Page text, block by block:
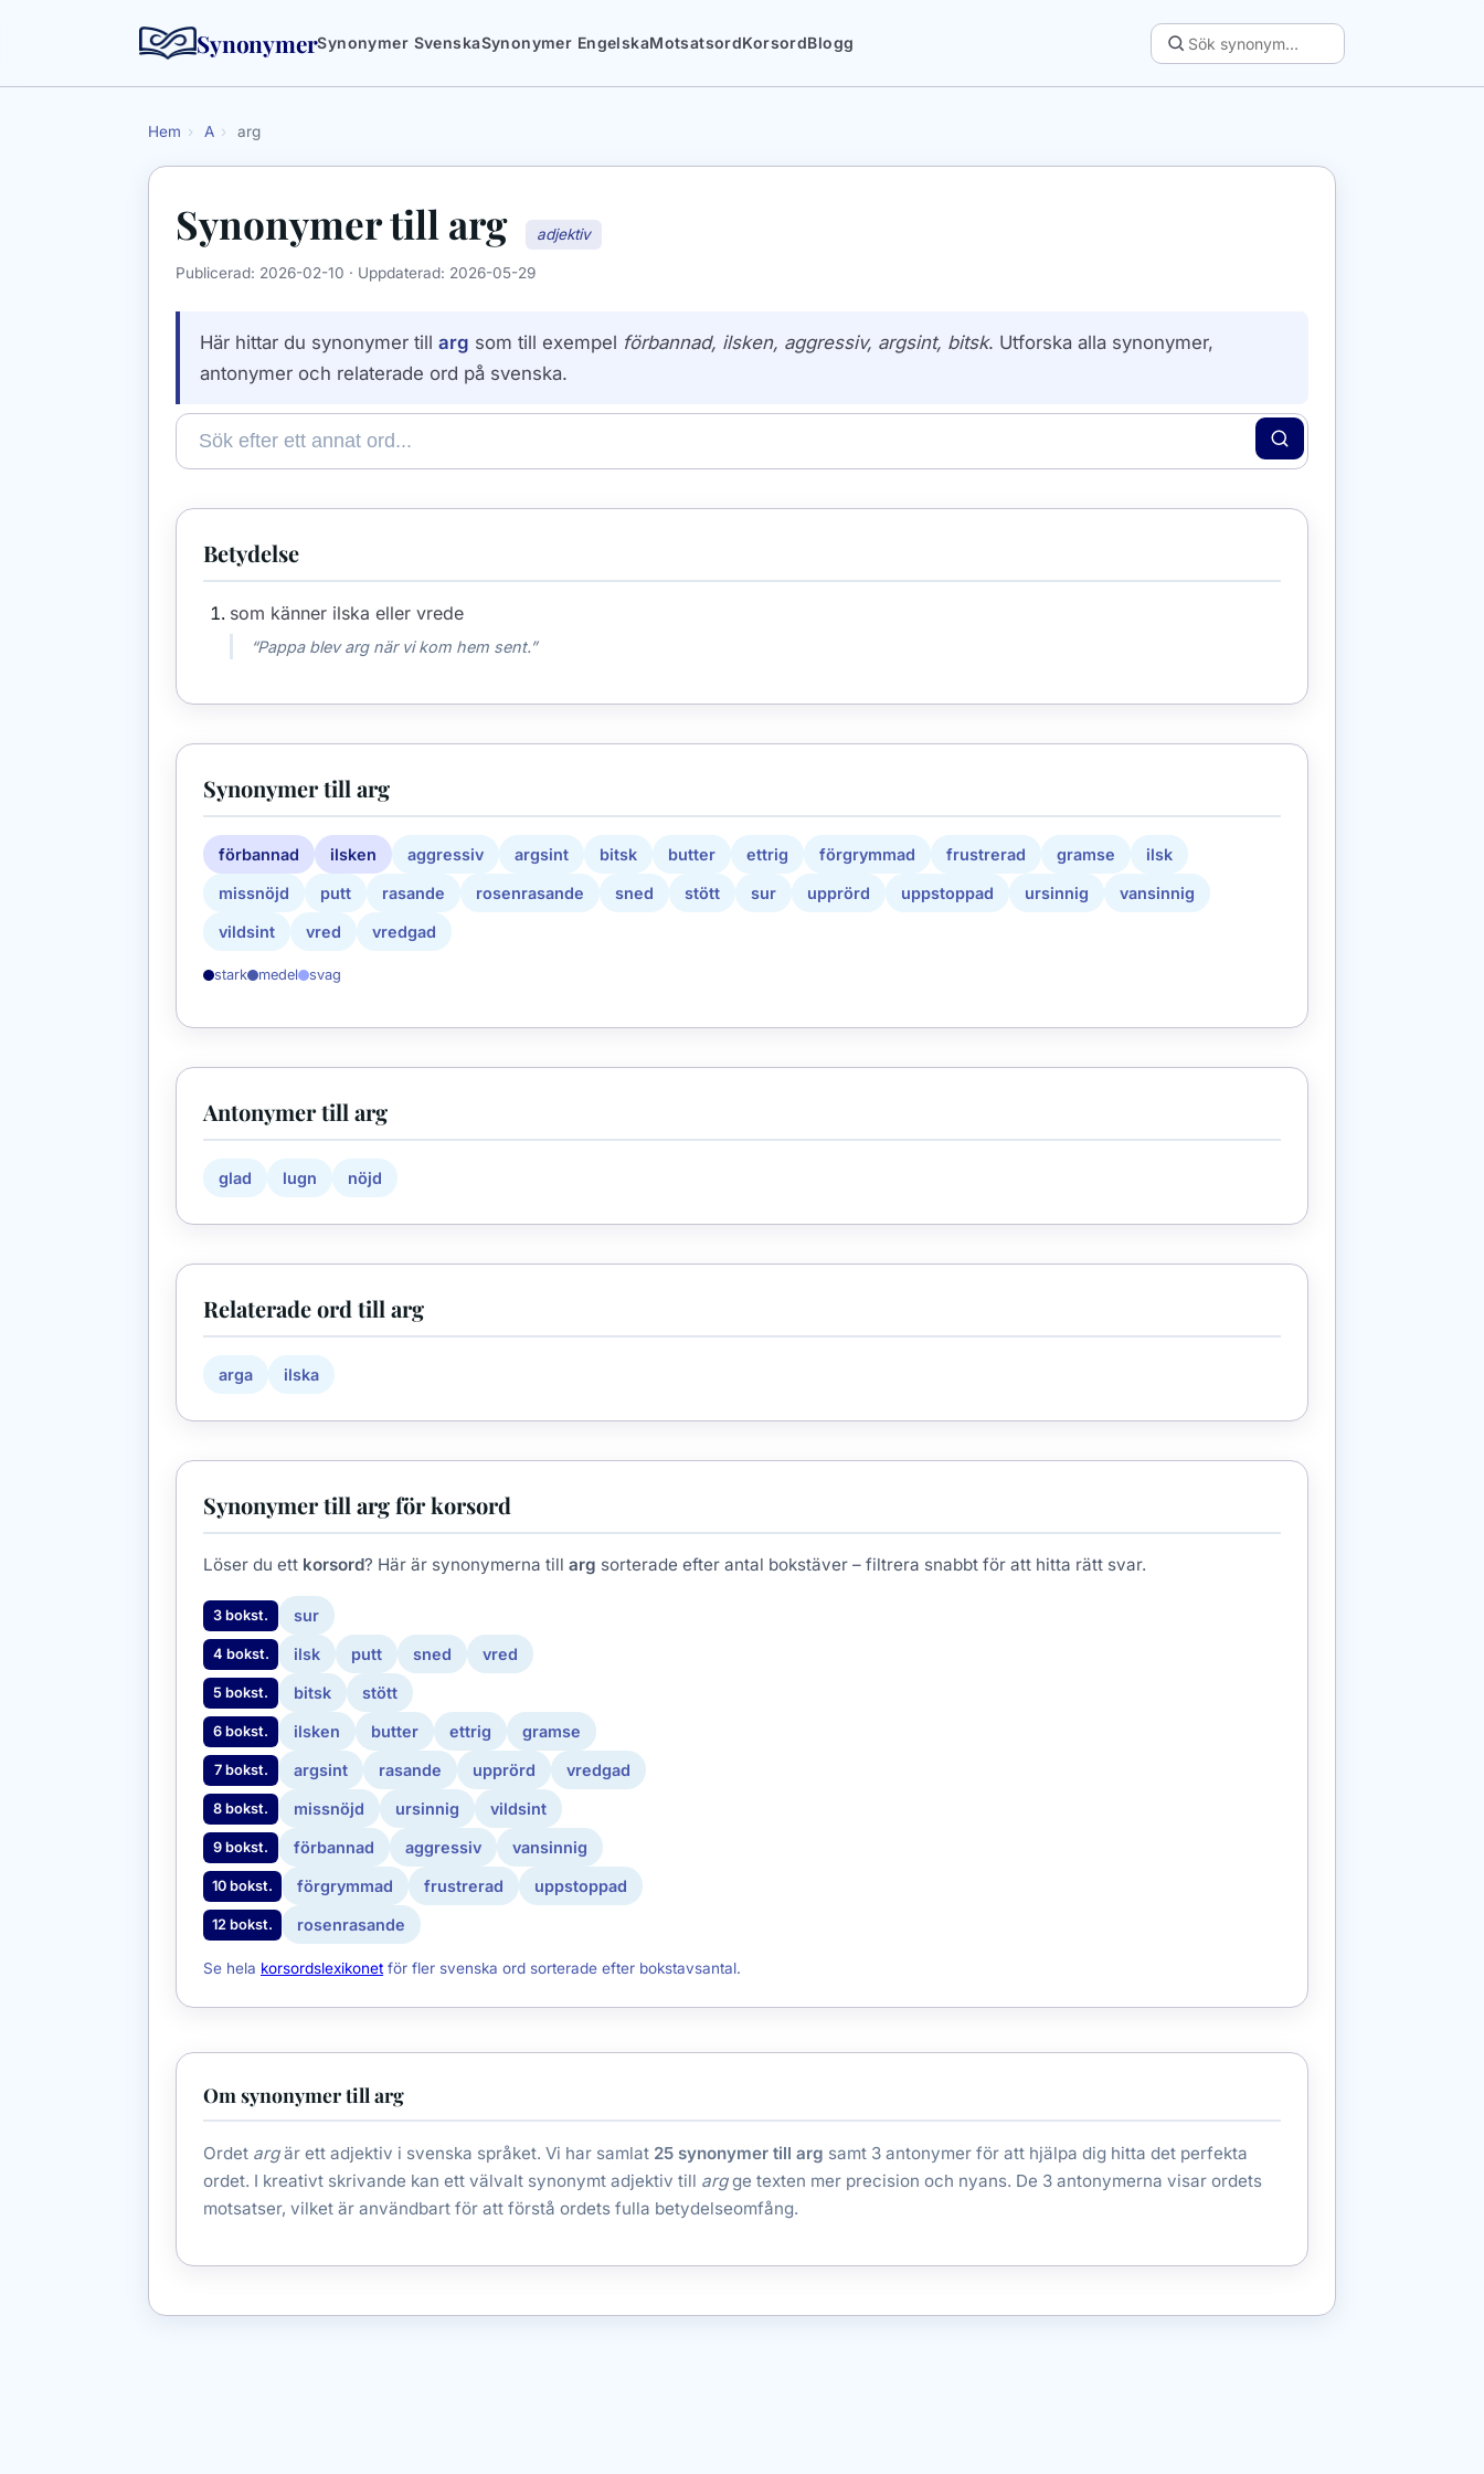
SynonymerSynonymer SvenskaSynonymer EngelskaMotsatsordKorsordBlogg
Hem › A › arg
Synonymer till arg adjektiv
Publicerad: 2026-02-10 · Uppdaterad: 2026-05-29
Här hittar du synonymer till arg som till exempel förbannad, ilsken, aggressiv, argsint, bitsk. Utforska alla synonymer,
antonymer och relaterade ord på svenska.
Betydelse
som känner ilska eller vrede
“Pappa blev arg när vi kom hem sent.”
Synonymer till arg
förbannad ilsken aggressiv argsint bitsk butter ettrig förgrymmad frustrerad gramse ilsk
missnöjd putt rasande rosenrasande sned stött sur upprörd uppstoppad ursinnig vansinnig
vildsint vred vredgad
stark medel svag
Antonymer till arg
glad lugn nöjd
Relaterade ord till arg
arga ilska
Synonymer till arg för korsord
Löser du ett korsord? Här är synonymerna till arg sorterade efter antal bokstäver – filtrera snabbt för att hitta rätt svar.
3 bokst. sur
4 bokst. ilsk putt sned vred
5 bokst. bitsk stött
6 bokst. ilsken butter ettrig gramse
7 bokst. argsint rasande upprörd vredgad
8 bokst. missnöjd ursinnig vildsint
9 bokst. förbannad aggressiv vansinnig
10 bokst. förgrymmad frustrerad uppstoppad
12 bokst. rosenrasande
Se hela korsordslexikonet för fler svenska ord sorterade efter bokstavsantal.
Om synonymer till arg
Ordet argär ett adjektiv i svenska språket. Vi har samlat 25 synonymer till arg samt 3 antonymer för att hjälpa dig hitta det perfekta
ordet. I kreativt skrivande kan ett välvalt synonymt adjektiv till argge texten mer precision och nyans. De 3 antonymerna visar ordets
motsatser, vilket är användbart för att förstå ordets fulla betydelseomfång.